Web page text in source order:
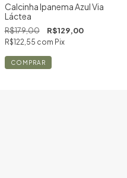
Calcinha Ipanema Azul Via
Láctea
R$179,00 R$129,00
R$122,55 com Pix
COMPRAR